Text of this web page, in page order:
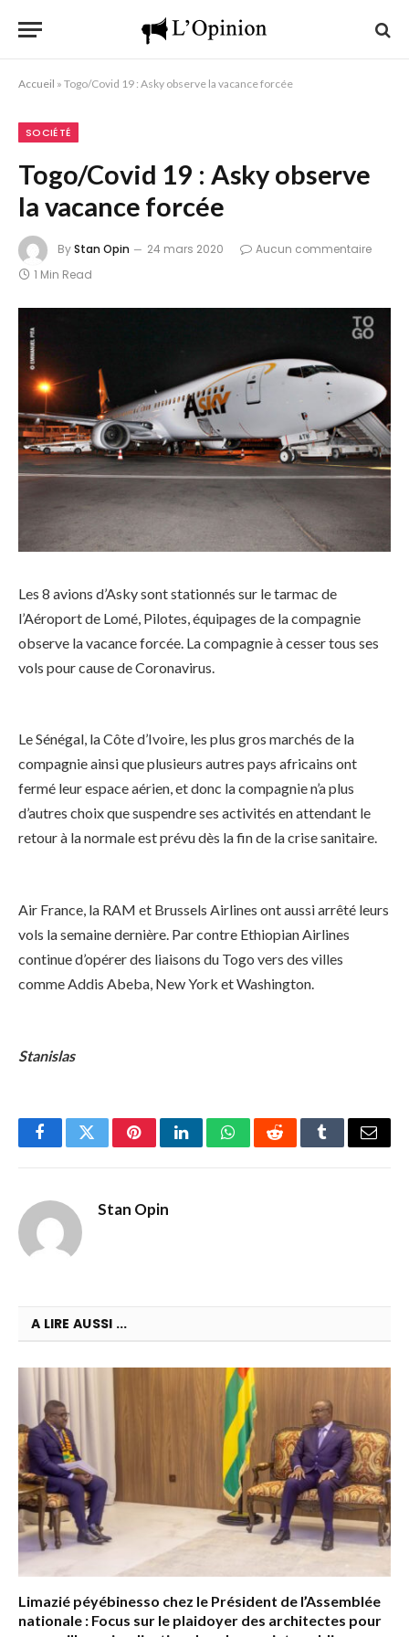
Accueil » Togo/Covid 19 : Asky observe la vacance forcée
SOCIÉTÉ
Togo/Covid 19 : Asky observe
la vacance forcée
ByStan Opin 24 mars 2020
Aucun commentaire
1 Min Read
Les 8 avions d’Asky sont stationnés sur le tarmac de
l’Aéroport de Lomé, Pilotes, équipages de la compagnie
observe la vacance forcée. La compagnie à cesser tous ses
vols pour cause de Coronavirus.
Le Sénégal, la Côte d’Ivoire, les plus gros marchés de la
compagnie ainsi que plusieurs autres pays africains ont
fermé leur espace aérien, et donc la compagnie n’a plus
d’autres choix que suspendre ses activités en attendant le
retour à la normale est prévu dès la fin de la crise sanitaire.
Air France, la RAM et Brussels Airlines ont aussi arrêté leurs
vols la semaine dernière. Par contre Ethiopian Airlines
continue d’opérer des liaisons du Togo vers des villes
comme Addis Abeba, New York et Washington.
Stanislas
FacebookTwitterPinterestLinkedInWhatsAppRedditTumblrEmail
Stan Opin
A LIRE AUSSI ...
Limazié péyébinesso chez le Président de l’Assemblée
nationale : Focus sur le plaidoyer des architectes pour